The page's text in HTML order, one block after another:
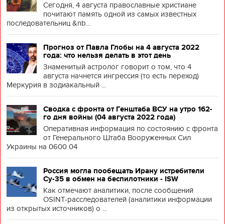
Сегодня, 4 августа православные христиане
почитают память одной из самых известных
последовательниц &nb...
Прогноз от Павла Глобы на 4 августа 2022
года: что нельзя делать в этот день
Знаменитый астролог говорит о том, что 4
августа начнется ингрессия (то есть переход)
Меркурия в зодиакальный ...
Сводка с фронта от Генштаба ВСУ на утро 162-
го дня войны (04 августа 2022 года)
Оперативная информация по состоянию с фронта
от Генерального Штаба Вооруженных Сил
Украины на 0600 04
Россия могла пообещать Ирану истребители
Су-35 в обмен на беспилотники - ISW
Как отмечают аналитики, после сообщений
OSINT-расследователей (аналитики информации
из открытых источников) о ...